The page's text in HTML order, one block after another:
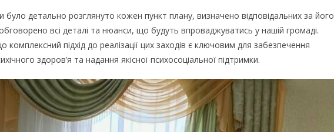
було детально розглянуто кожен пункт плану, визначено відповідальних за його
всі деталі та нюанси, що будуть впроваджуватись у нашій громаді.
комплексний підхід до реалізації цих заходів є ключовим для забезпечення
здоров’я та надання якісної психосоціальної підтримки.